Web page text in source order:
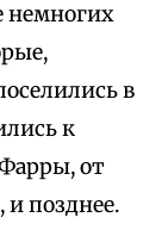
немногих
в
к
от
позднее.